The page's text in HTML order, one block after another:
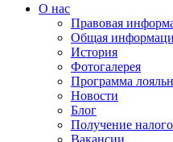
О нас
Правовая
Общая
История
Фотогалерея
Программа
Новости
Блог
Получение
Вакансии